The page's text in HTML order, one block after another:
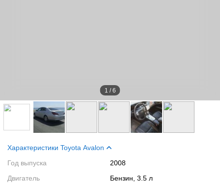
1 /6
Характеристики Toyota Avalon
Год выпуска
2008
Двигатель
Бензин, 3.5 л